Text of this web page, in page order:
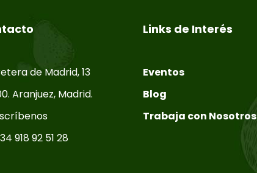
de Madrid, 13
Aranjuez, Madrid.
918 92 51 28
Links de Interés
Eventos
Blog
Trabaja con Nosotros